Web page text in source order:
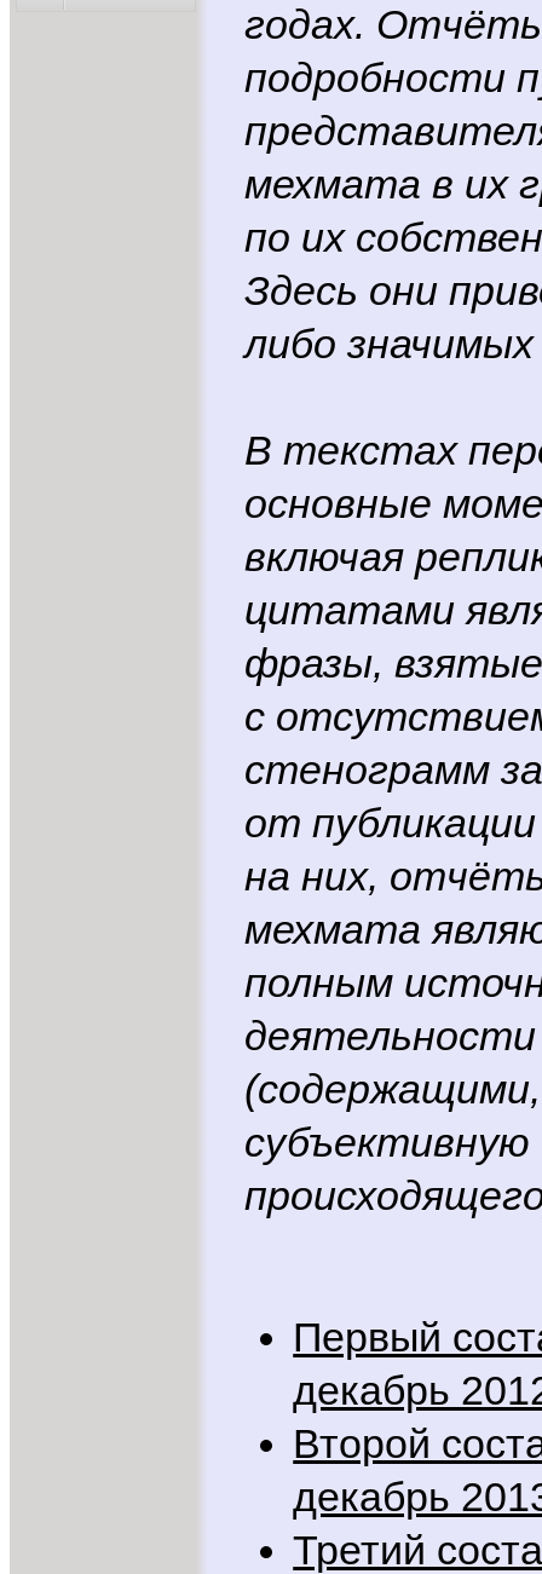
годах.
подробности
мехмата в их
по их
Здесь они
либо
В текстах
основные
включая
цитатами
фразы, взятые
с
стенограмм
от
на них,
мехмата
полным
субъективную
Первый
декабрь
Второй
декабрь
Третий